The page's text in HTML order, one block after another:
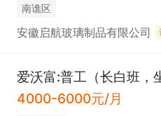
南谯区
安徽启航玻璃制品有限公司
爱沃富:普工（长白班，
4000-6000元/月